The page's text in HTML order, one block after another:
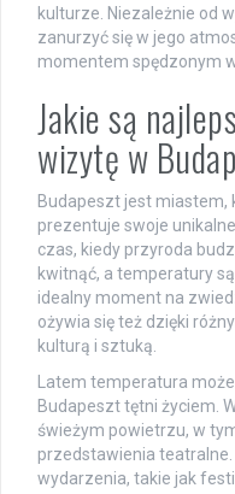
kulturze. Niezależnie od
zanurzyć się w jego
momentem spędzonym
Jakie są
wizytę w
Budapeszt jest miastem,
prezentuje swoje
czas, kiedy przyroda
kwitnąć, a temperatury
idealny moment na
ożywia się też dzięki
kulturą i sztuką.
Latem temperatura
Budapeszt tętni życiem.
świeżym powietrzu, w
przedstawienia teatralne.
wydarzenia, takie jak